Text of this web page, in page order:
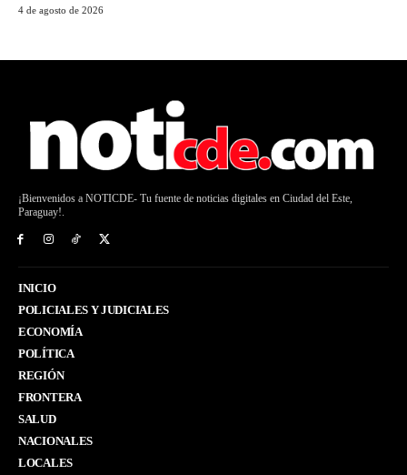
4 de agosto de 2026
¡Bienvenidos a NOTICDE- Tu fuente de noticias digitales en Ciudad del Este,
Paraguay!.
INICIO
POLICIALES Y JUDICIALES
ECONOMÍA
POLÍTICA
REGIÓN
FRONTERA
SALUD
NACIONALES
LOCALES